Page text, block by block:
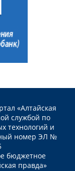
«Алтайская
службой по
технологий и
номер ЭЛ №
бюджетное
правда»